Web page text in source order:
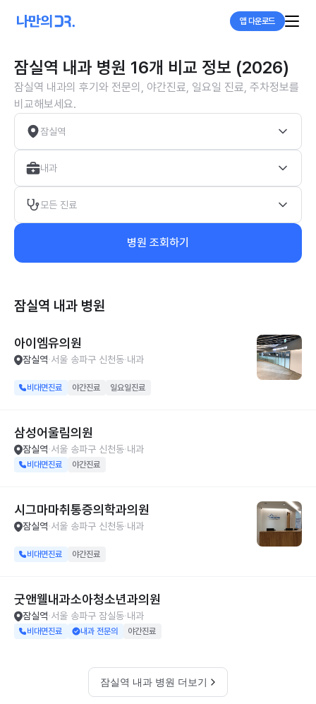
앱 다운로드
잠실역 내과 병원 16개 비교 정보 (2026)
잠실역 내과의 후기와 전문의, 야간진료, 일요일 진료, 주차정보를
비교해보세요.
잠실역
내과
모든 진료
병원 조회하기
잠실역 내과 병원
아이엠유의원
잠실역 서울 송파구 신천동 내과
비대면진료 야간진료 일요일진료
삼성어울림의원
잠실역 서울 송파구 신천동 내과
비대면진료 야간진료
시그마마취통증의학과의원
잠실역 서울 송파구 신천동 내과
비대면진료 야간진료
굿앤웰내과소아청소년과의원
잠실역 서울 송파구 잠실동 내과
비대면진료 내과 전문의 야간진료
잠실역 내과 병원 더보기